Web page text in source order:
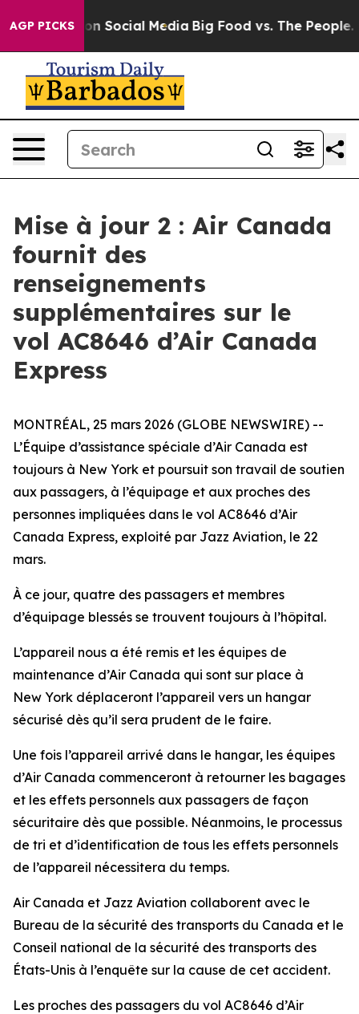
AGP PICKSon Social Media Big Food vs. The People.
Mise à jour 2 : Air Canada
fournit des
renseignements
supplémentaires sur le
vol AC8646 d’Air Canada
Express
MONTRÉAL, 25 mars 2026 (GLOBE NEWSWIRE) --
L’Équipe d’assistance spéciale d’Air Canada est
toujours à New York et poursuit son travail de soutien
aux passagers, à l’équipage et aux proches des
personnes impliquées dans le vol AC8646 d’Air
Canada Express, exploité par Jazz Aviation, le 22
mars.
À ce jour, quatre des passagers et membres
d’équipage blessés se trouvent toujours à l’hôpital.
L’appareil nous a été remis et les équipes de
maintenance d’Air Canada qui sont sur place à
New York déplaceront l’appareil vers un hangar
sécurisé dès qu’il sera prudent de le faire.
Une fois l’appareil arrivé dans le hangar, les équipes
d’Air Canada commenceront à retourner les bagages
et les effets personnels aux passagers de façon
sécuritaire dès que possible. Néanmoins, le processus
de tri et d’identification de tous les effets personnels
de l’appareil nécessitera du temps.
Air Canada et Jazz Aviation collaborent avec le
Bureau de la sécurité des transports du Canada et le
Conseil national de la sécurité des transports des
États-Unis à l’enquête sur la cause de cet accident.
Les proches des passagers du vol AC8646 d’Air